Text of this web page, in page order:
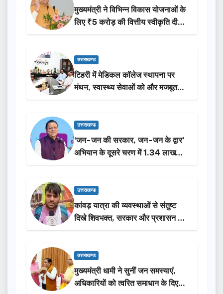
मुख्यमंत्री ने विभिन्न विकास योजनाओं के
लिए ₹5 करोड़ की वित्तीय स्वीकृति दी…
उत्तराखण्ड
टिहरी में मेडिकल कॉलेज स्थापना पर
मंथन, स्वास्थ्य सेवाओं को और मजबूत
करेगी सरकार: मुख्यमंत्री धामी…
उत्तराखण्ड
‘जन-जन की सरकार, जन-जन के द्वार’
अभियान के दूसरे चरण में 1.34 लाख
लोगों की भागीदारी…
उत्तराखण्ड
कांवड़ यात्रा की व्यवस्थाओं से संतुष्ट
दिखे शिवभक्त, सरकार और प्रशासन की
सराहना…
उत्तराखण्ड
मुख्यमंत्री धामी ने सुनीं जन समस्याएं,
अधिकारियों को त्वरित समाधान के दिए